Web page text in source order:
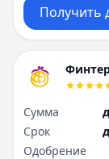
Получить
Сумма
Срок
Одобрение